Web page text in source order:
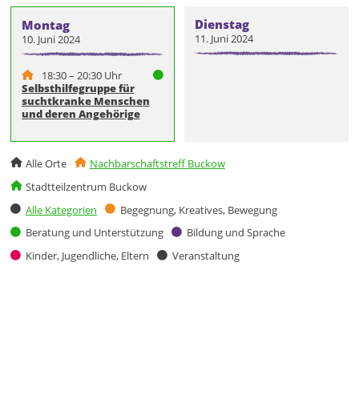
Montag
10. Juni 2024
18:30 – 20:30 Uhr
Selbsthilfegruppe für
suchtkranke Menschen
und deren Angehörige
Dienstag
11. Juni 2024
Alle Orte
Nachbarschaftstreff Buckow
Stadtteilzentrum Buckow
Alle Kategorien
Begegnung, Kreatives, Bewegung
Beratung und Unterstützung
Bildung und Sprache
Kinder, Jugendliche, Eltern
Veranstaltung